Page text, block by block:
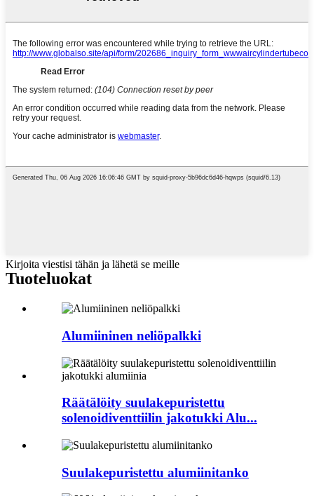
Kirjoita viestisi tähän ja lähetä se meille
Tuoteluokat
Alumiininen neliöpalkki
Räätälöity suulakepuristettu
solenoidiventtiilin jakotukki Alu...
Suulakepuristettu alumiinitanko